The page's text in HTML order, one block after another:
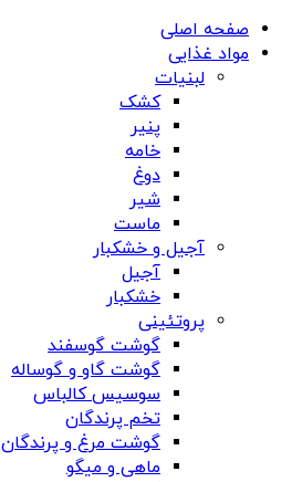
صفحه اصلی
مواد غذایی
لبنیات
کشک
پنیر
خامه
دوغ
شیر
ماست
آجیل و خشکبار
آجیل
خشکبار
پروتئینی
گوشت گوسفند
گوشت گاو و گوساله
سوسیس کالباس
تخم پرندگان
گوشت مرغ و پرندگان
ماهی و میگو